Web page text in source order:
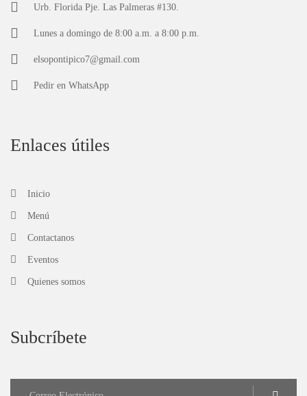
Urb. Florida Pje. Las Palmeras #130.
Lunes a domingo de 8:00 a.m. a 8:00 p.m.
elsopontipico7@gmail.com
Pedir en WhatsApp
Enlaces útiles
Inicio
Menú
Contactanos
Eventos
Quienes somos
Subcríbete